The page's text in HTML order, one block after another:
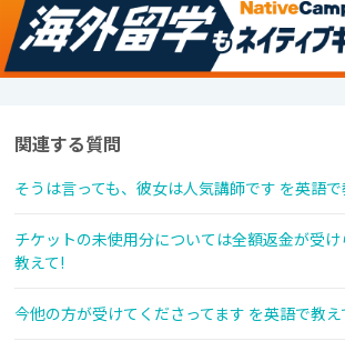
関連する質問
そうは言っても、彼女は人気講師です を英語
チケットの未使用分については全額返金が受
教えて!
今他の方が受けてくださってます を英語で教え